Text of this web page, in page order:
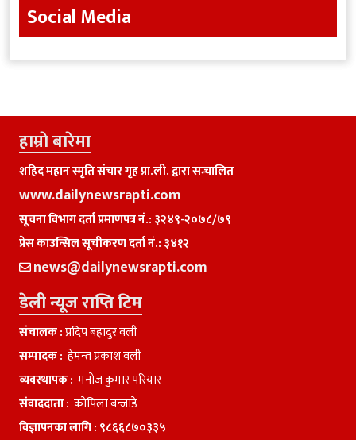
Social Media
हाम्राे बारेमा
शहिद महान स्मृति संचार गृह प्रा.ली. द्वारा सन्चालित
www.dailynewsrapti.com
सूचना विभाग दर्ता प्रमाणपत्र नं.: ३२४९-२०७८/७९
प्रेस काउन्सिल सूचीकरण दर्ता नं.: ३४१२
news@dailynewsrapti.com
डेली न्यूज राप्ति टिम
संचालक :प्रदिप बहादुर वली
सम्पादक : हेमन्त प्रकाश वली
व्यवस्थापक : मनाेज कुमार परियार
संवाददाता : काेपिला बन्जाडे
विज्ञापनका लागि : ९८६६८७०३३५